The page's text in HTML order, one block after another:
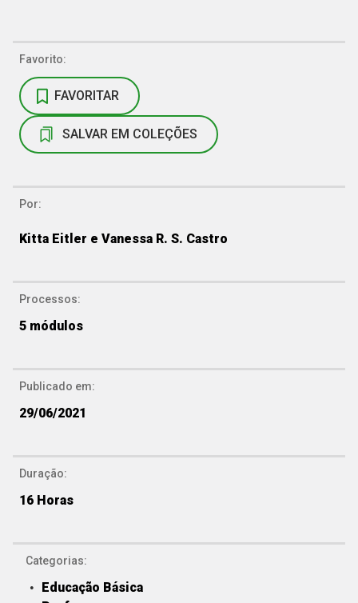
Favorito:
FAVORITAR
SALVAR EM COLEÇÕES
Por:
Kitta Eitler e Vanessa R. S. Castro
Processos:
5 módulos
Publicado em:
29/06/2021
Duração:
16 Horas
Categorias:
Educação Básica